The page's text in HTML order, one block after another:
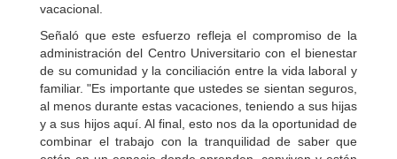
vacacional.
Señaló que este esfuerzo refleja el compromiso de la
administración del Centro Universitario con el bienestar
de su comunidad y la conciliación entre la vida laboral y
familiar. "Es importante que ustedes se sientan seguros,
al menos durante estas vacaciones, teniendo a sus hijas
y a sus hijos aquí. Al final, esto nos da la oportunidad de
combinar el trabajo con la tranquilidad de saber que